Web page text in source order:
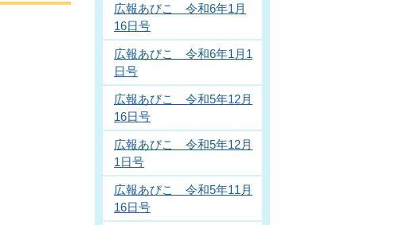
広報あびこ 令和6年1月
16日号
広報あびこ 令和6年1月1
日号
広報あびこ 令和5年12月
16日号
広報あびこ 令和5年12月
1日号
広報あびこ 令和5年11月
16日号